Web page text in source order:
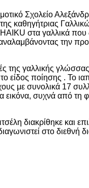
Σχολείο
καθηγήτριας
στα γαλλικά
την
της γαλλικής γλώσσας
είδος ποίησης . Το
με συνολικά 17
εικόνα, συχνά από
διακρίθηκε και
στο διεθνή